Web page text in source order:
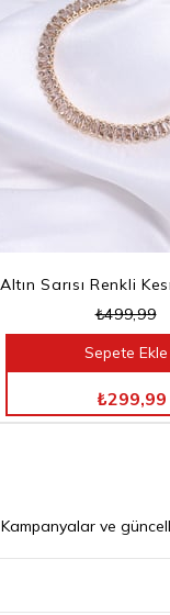
₺499,99
₺299,99
Sepete Ekle
Kampanyalar ve